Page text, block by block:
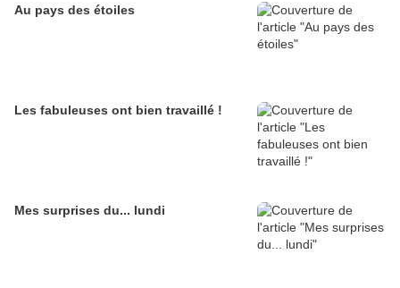
Au pays des étoiles
Les fabuleuses ont bien travaillé !
Mes surprises du... lundi